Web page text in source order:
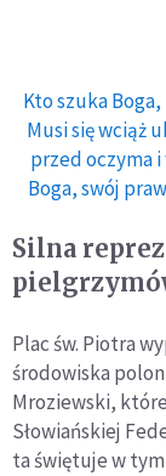
Kto szuka
Musi się wciąż
przed oczyma
Boga, swój
Silna
Plac św. Piotra
środowiska
Mroziewski,
Słowiańskiej
ta świętuje w